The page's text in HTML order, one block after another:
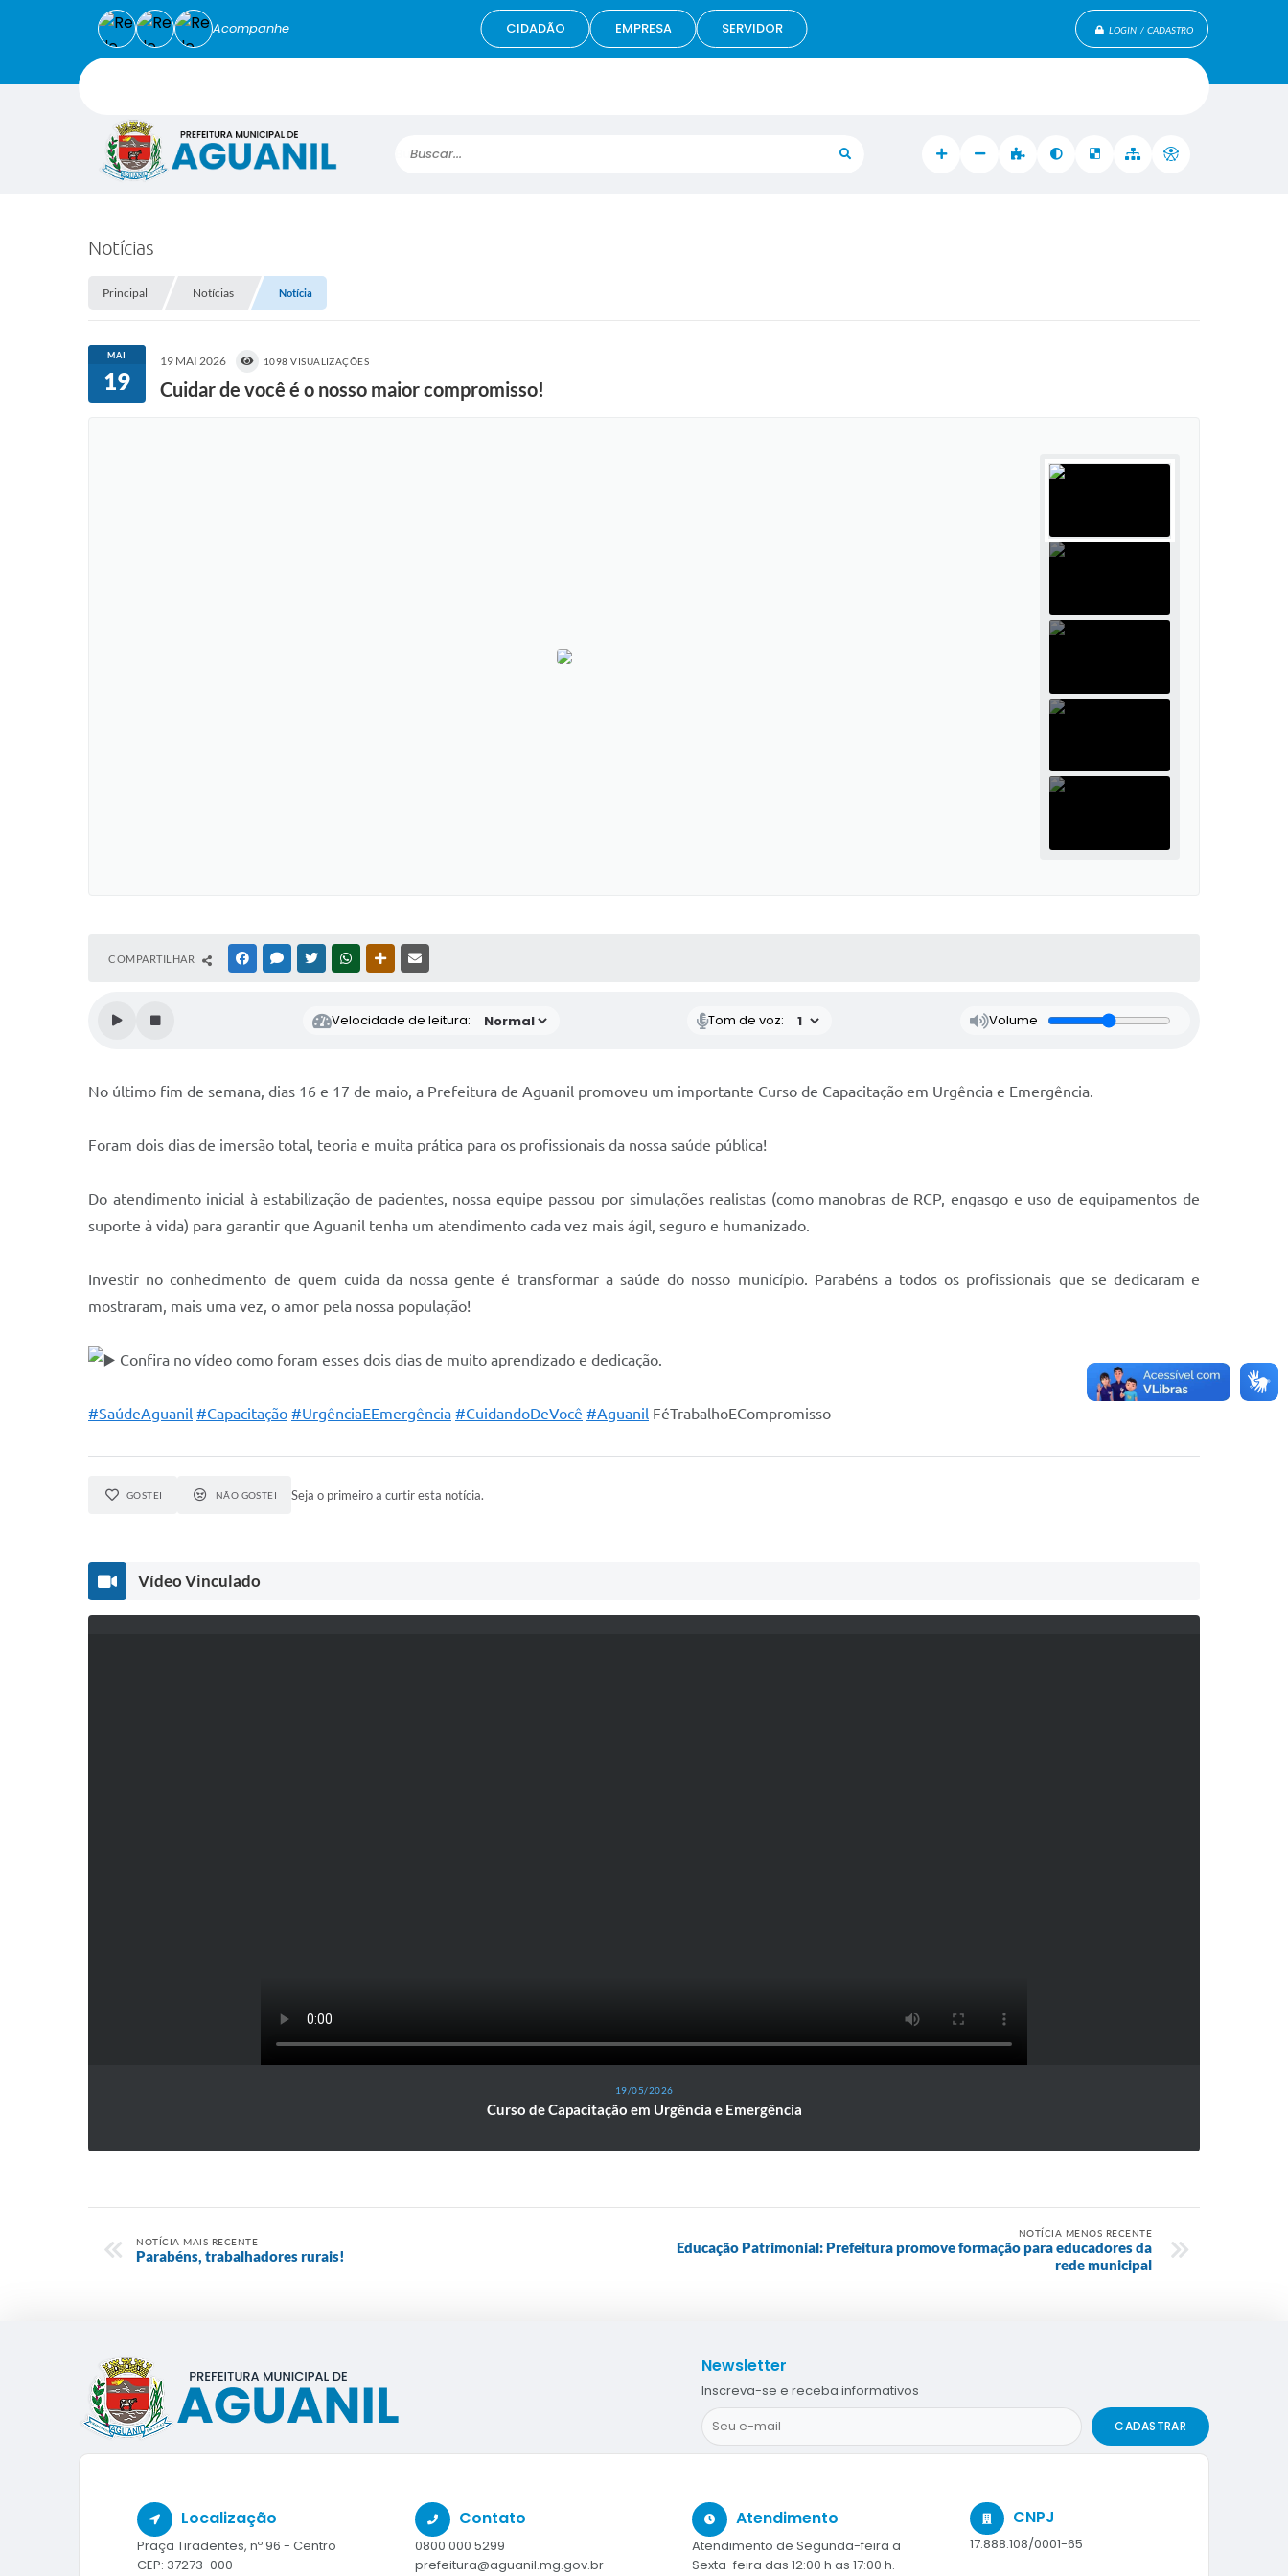
LOGIN / CADASTRO
Buscar...
Acompanhe CIDADÃO EMPRESA SERVIDOR
Notícias
Principal Notícias Notícia
MAI
19
19 MAI 2026 1098 VISUALIZAÇÕES
Cuidar de você é o nosso maior compromisso!
COMPARTILHAR FACEBOOKMESSENGER
TWITTERWHATSAPPOUTRAS MÍDIAS
Velocidade de leitura: Tom de voz: Volume
No último fim de semana, dias 16 e 17 de maio, a Prefeitura de Aguanil promoveu um importante Curso de Capacitação em Urgência e Emergência.
Foram dois dias de imersão total, teoria e muita prática para os profissionais da nossa saúde pública!
Do atendimento inicial à estabilização de pacientes, nossa equipe passou por simulações realistas (como manobras de RCP, engasgo e uso de equipamentos de
suporte à vida) para garantir que Aguanil tenha um atendimento cada vez mais ágil, seguro e humanizado.
Investir no conhecimento de quem cuida da nossa gente é transformar a saúde do nosso município. Parabéns a todos os profissionais que se dedicaram e
mostraram, mais uma vez, o amor pela nossa população!
Confira no vídeo como foram esses dois dias de muito aprendizado e dedicação.
#SaúdeAguanil #Capacitação #UrgênciaEEmergência #CuidandoDeVocê #Aguanil FéTrabalhoECompromisso
GOSTEI NÃO GOSTEI Seja o primeiro a curtir esta notícia.
Vídeo Vinculado
19/05/2026
Curso de Capacitação em Urgência e Emergência
NOTÍCIA MAIS RECENTE
Parabéns, trabalhadores rurais!
NOTÍCIA MENOS RECENTE
Educação Patrimonial: Prefeitura promove formação para educadores da
rede municipal
Localização
Praça Tiradentes, nº 96 - Centro
CEP: 37273-000
Contato
0800 000 5299
prefeitura@aguanil.mg.gov.br
Atendimento
Atendimento de Segunda-feira a
Sexta-feira das 12:00 h as 17:00 h.
CNPJ
17.888.108/0001-65
Newsletter
Inscreva-se e receba informativos
CADASTRAR